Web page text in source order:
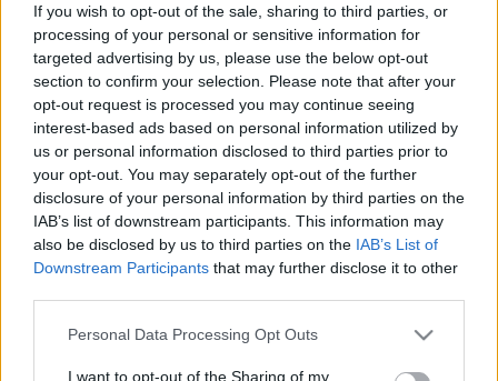
If you wish to opt-out of the sale, sharing to third parties, or
processing of your personal or sensitive information for
targeted advertising by us, please use the below opt-out
section to confirm your selection. Please note that after your
opt-out request is processed you may continue seeing
interest-based ads based on personal information utilized by
us or personal information disclosed to third parties prior to
your opt-out. You may separately opt-out of the further
disclosure of your personal information by third parties on the
IAB’s list of downstream participants. This information may
also be disclosed by us to third parties on the IAB’s List of
Downstream Participants that may further disclose it to other
Please note that this website/app uses one or more Google
not limited to your visit or usage behaviour. You may click to
Personal Data Processing Opt Outs
I want to opt-out of the Sharing of my
a kézműves hagyományok ápolásával, etikus(a
környezetet és az állatvilágot nem veszélyeztető, a
munkaerő-kizsákmányolást tiltó)módon,
Guatemalából, Japánból és Észak-Amerikából
származó, növényi eredetű és a fenntarthatóság elve
alapján előállított alapanyagokból. Kollekciójukban
jelenleg tizennégyféle, letisztult vonalvezetésű
lábbeli szerepel, köztük a Shaheen magasszárú
desert boot, amelyből most a Dinosaur Jr.-főnök
tervezett egyedi modellt. A lila színű, vegán
szarvasbőr felsőrészű sivatagi taposó egyedi jellegét